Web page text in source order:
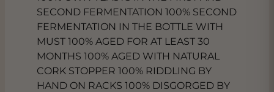
SECOND FERMENTATION 100% SECOND
FERMENTATION IN THE BOTTLE WITH
MUST 100% AGED FOR AT LEAST 30
MONTHS 100% AGED WITH NATURAL
CORK STOPPER 100% RIDDLING BY
HAND ON RACKS 100% DISGORGED BY